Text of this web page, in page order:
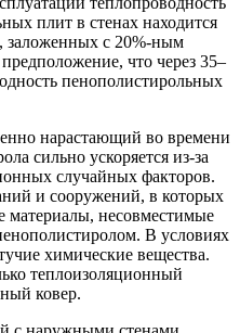
плит в стенах находится
заложенных с 20%-ным
что через 35–
пенополистирольных
нарастающий во времени
сильно ускоряется из-за
случайных факторов.
и сооружений, в которых
несовместимые
В условиях
химические вещества.
теплоизоляционный
ковер.